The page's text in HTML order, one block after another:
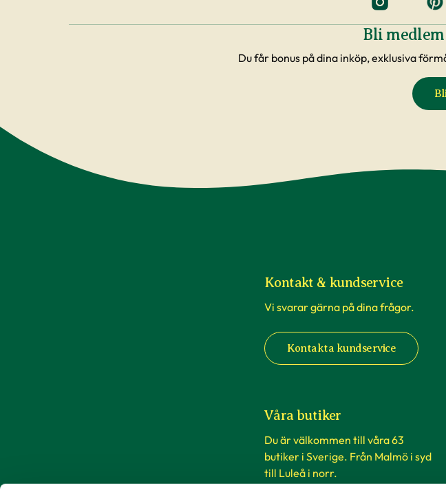
Bli
Du får bonus på dina inköp, exklusiva
Kontakt & kundservice
Vi svarar gärna på dina frågor.
Kontakta kundservice
Våra butiker
Du är välkommen till våra 63
butiker i Sverige. Från Malmö i syd
till Luleå i norr.